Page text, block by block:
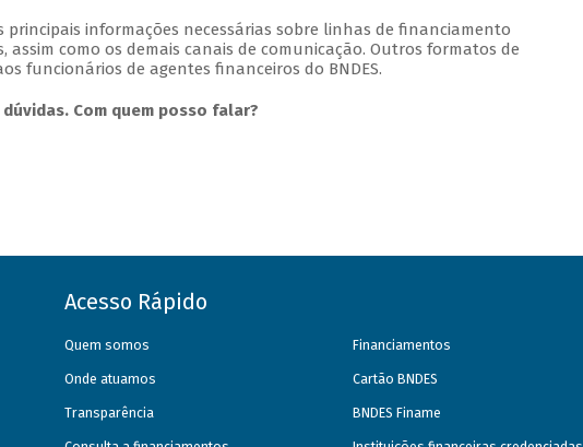
principais informações necessárias sobre linhas de financiamento
assim como os demais canais de comunicação. Outros formatos de
funcionários de agentes financeiros do BNDES.
Com quem posso falar?
Acesso Rápido
Quem somos
Onde atuamos
Transparência
Financiamentos
Cartão BNDES
BNDES Finame